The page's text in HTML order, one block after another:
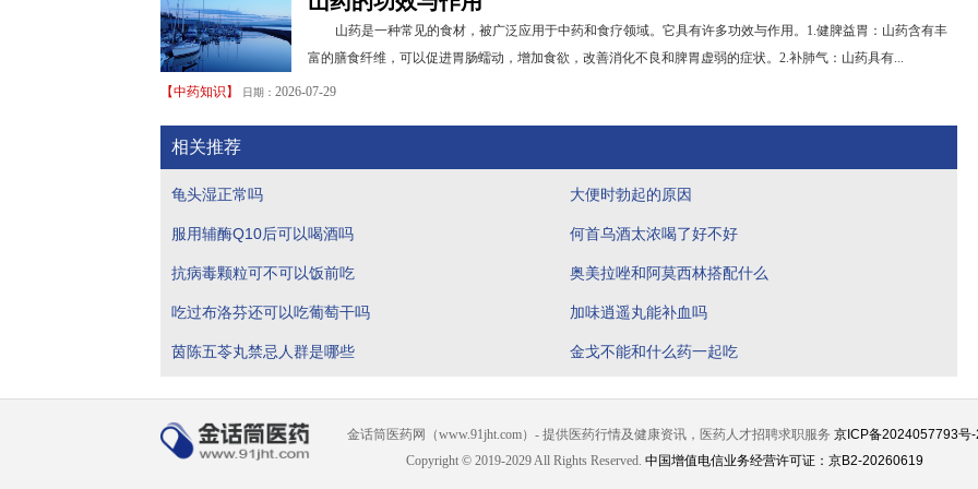
山药是一种常见的食材，被广泛应用于中药和食疗领域。它具有许多功效与作用。1.健脾益胃：山药含有丰
富的膳食纤维，可以促进胃肠蠕动，增加食欲，改善消化不良和脾胃虚弱的症状。2.补肺气：山药具有...
【中药知识 】 日期： 2026-07-29
相关推荐
龟头湿正常吗 大便时勃起的原因
服用辅酶Q10后可以喝酒吗 何首乌酒太浓喝了好不好
抗病毒颗粒可不可以饭前吃 奥美拉唑和阿莫西林搭配什么
吃过布洛芬还可以吃葡萄干吗 加味逍遥丸能补血吗
茵陈五苓丸禁忌人群是哪些 金戈不能和什么药一起吃
金话筒医药网（www.91jht.com）- 提供医药行情及健康资讯，医药人才招聘求职服务 京ICP备2024057793号-
Copyright © 2019-2029 All Rights Reserved. 中国增值电信业务经营许可证：京B2-20260619